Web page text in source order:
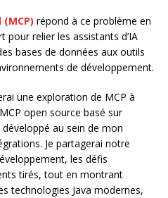
répond à ce problème en
relier les assistants d’IA
bases de données aux outils
de développement.
une exploration de MCP à
open source basé sur
développé au sein de mon
Je partagerai notre
les défis
tirés, tout en montrant
technologies Java modernes,